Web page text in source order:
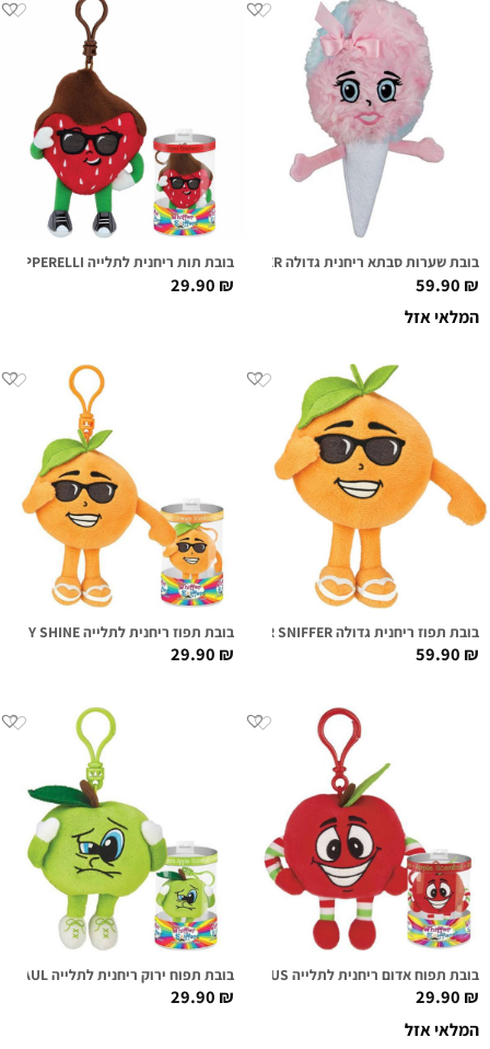
בובת שערות סבתא ריחנית גדולה KATIE COTTON SUPER SNIFFER
59.90₪
המלאי אזל
בובת תות ריחנית לתלייה DANNY DIPPERELLI
29.90₪
בובת תפוז ריחנית גדולה SONNY SHINE SUPER SNIFFER
59.90₪
בובת תפוז ריחנית לתלייה SONNY SHINE
29.90₪
בובת תפוח אדום ריחנית לתלייה REDD DELICIOUS
29.90₪
המלאי אזל
בובת תפוח ירוק ריחנית לתלייה SOUR SAUL
29.90₪